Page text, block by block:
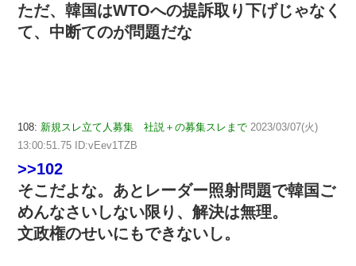
ただ、韓国はWTOへの提訴取り下げじゃなく
て、中断てのが問題だな
108: 新規スレ立て人募集 社説＋の募集スレまで 2023/03/07(火)
13:00:51.75 ID:vEev1TZB
>>102
そこだよな。あとレーダー照射問題で韓国ご
めんなさいしない限り、解決は無理。
文政権のせいにもできないし。